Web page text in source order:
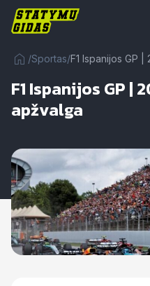
/Sportas/F1 Ispanijos GP
F1 Ispanijos GP |
apžvalga